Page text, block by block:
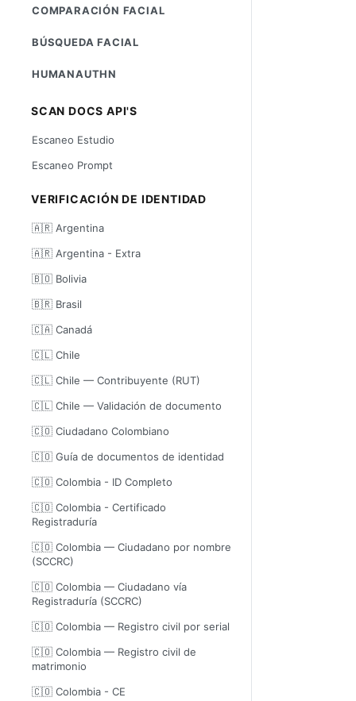
COMPARACIÓN FACIAL
BÚSQUEDA FACIAL
HUMANAUTHN
SCAN DOCS API'S
Escaneo Estudio
Escaneo Prompt
VERIFICACIÓN DE IDENTIDAD
🇦🇷 Argentina
🇦🇷 Argentina - Extra
🇧🇴 Bolivia
🇧🇷 Brasil
🇨🇦 Canadá
🇨🇱 Chile
🇨🇱 Chile — Contribuyente (RUT)
🇨🇱 Chile — Validación de documento
🇨🇴 Ciudadano Colombiano
🇨🇴 Guía de documentos de identidad
🇨🇴 Colombia - ID Completo
🇨🇴 Colombia - Certificado
Registraduría
🇨🇴 Colombia — Ciudadano por nombre
(SCCRC)
🇨🇴 Colombia — Ciudadano vía
Registraduría (SCCRC)
🇨🇴 Colombia — Registro civil por serial
🇨🇴 Colombia — Registro civil de
matrimonio
🇨🇴 Colombia - CE